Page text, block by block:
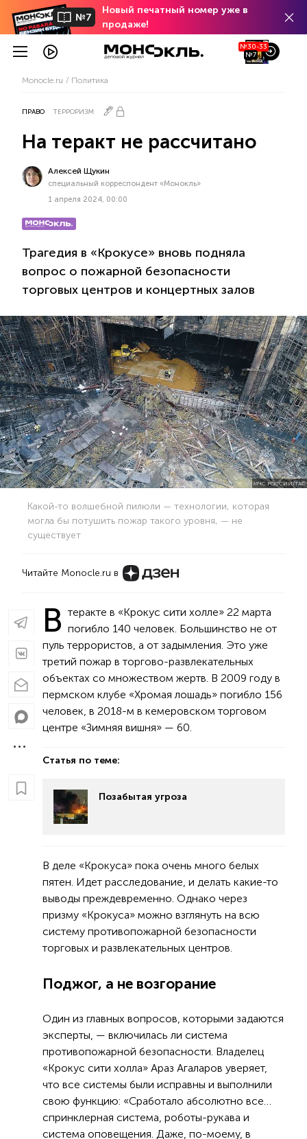
№7
Новый печатный номер уже в
продаже!
№30-33
№7
Monocle.ru Политика
ПРАВО ТЕРРОРИЗМ
На теракт не рассчитано
Алексей Щукин
специальный корреспондент «Монокль»
1 апреля 2024, 00:00
Трагедия в «Крокусе» вновь подняла
вопрос о пожарной безопасности
торговых центров и концертных залов
МЧС РОССИИ/ТАС
Какой-то волшебной пилюли — технологии, которая
могла бы потушить пожар такого уровня, — не
существует
Читайте Monocle.ru в
В теракте в «Крокус сити холле» 22 марта
погибло 140 человек. Большинство не от
пуль террористов, а от задымления. Это уже
третий пожар в торгово-развлекательных
объектах со множеством жертв. В 2009 году в
пермском клубе «Хромая лошадь» погибло 156
человек, в 2018-м в кемеровском торговом
центре «Зимняя вишня» — 60.
Статья по теме:
Позабытая угроза
В деле «Крокуса» пока очень много белых
пятен. Идет расследование, и делать какие-то
выводы преждевременно. Однако через
призму «Крокуса» можно взглянуть на всю
систему противопожарной безопасности
торговых и развлекательных центров.
Поджог, а не возгорание
Один из главных вопросов, которыми задаются
эксперты, — включилась ли система
противопожарной безопасности. Владелец
«Крокус сити холла» Араз Агаларов уверяет,
что все системы были исправны и выполнили
свою функцию: «Сработало абсолютно все…
спринклерная система, роботы-рукава и
система оповещения. Даже, по-моему, в